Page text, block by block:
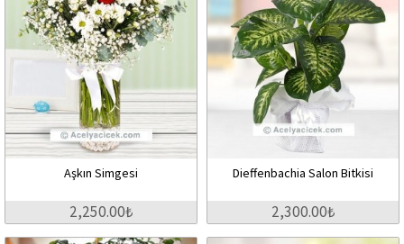
Aşkın Simgesi
2,250.00₺
Dieffenbachia Salon Bitkisi
2,300.00₺